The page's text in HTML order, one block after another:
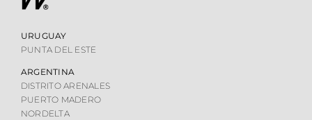
URUGUAY
PUNTA DEL ESTE
ARGENTINA
DISTRITO ARENALES
PUERTO MADERO
NORDELTA